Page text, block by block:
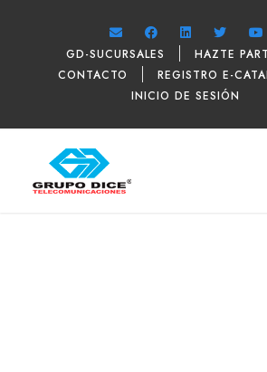
GD-SUCURSALES
HAZTE
CONTACTO
REGISTRO E-
INICIO DE SESIÓN